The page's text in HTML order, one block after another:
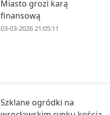
Miasto grozi karą
finansową
03-03-2026 21:05:11
Szklane ogródki na